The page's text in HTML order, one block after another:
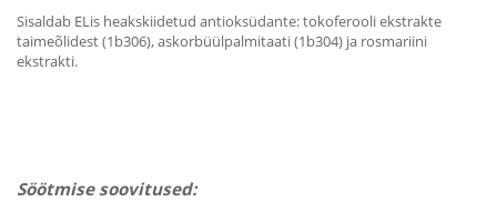
Sisaldab ELis heakskiidetud antioksüdante: tokoferooli ekstrakte
taimeõlidest (1b306), askorbüülpalmitaati (1b304) ja rosmariini
ekstrakti.
Söötmise soovitused: